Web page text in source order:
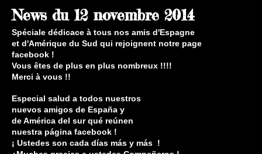
News du 12 novembre 2014
Spéciale dédicace à tous nos amis d'Espagne
et d'Amérique du Sud qui rejoignent notre page
facebook !
Vous êtes de plus en plus nombreux !!!!
Merci à vous !!
Especial salud a todos nuestros
nuevos amigos de España y
de América del sur qué reúnen
nuestra página facebook !
¡ Ustedes son cada días más y más !